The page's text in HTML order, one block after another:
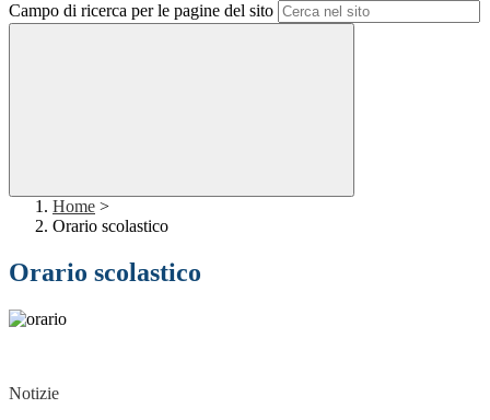
Campo di ricerca per le pagine del sito
Home >
Orario scolastico
Orario scolastico
Notizie